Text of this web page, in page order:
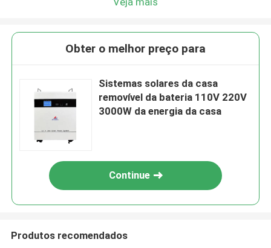
Obter o melhor preço para
Sistemas solares da casa
removível da bateria 110V 220V
3000W da energia da casa
Continue
Produtos recomendados